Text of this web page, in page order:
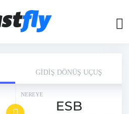
GİDİŞ DÖNÜŞ UÇUŞ
NEREYE
ESB